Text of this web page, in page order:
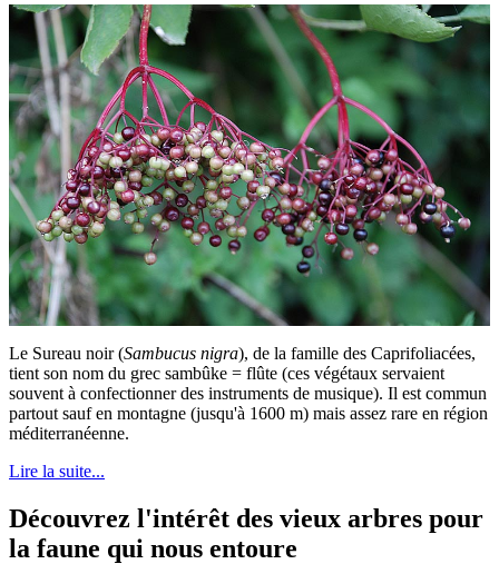
Le Sureau noir (Sambucus nigra), de la famille des Caprifoliacées,
tient son nom du grec sambûke = flûte (ces végétaux servaient
souvent à confectionner des instruments de musique). Il est commun
partout sauf en montagne (jusqu'à 1600 m) mais assez rare en région
méditerranéenne.
Lire la suite...
Découvrez l'intérêt des vieux arbres pour
la faune qui nous entoure